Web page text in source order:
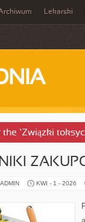
Lekarski
‘Związki
KWI - 1 - 2026